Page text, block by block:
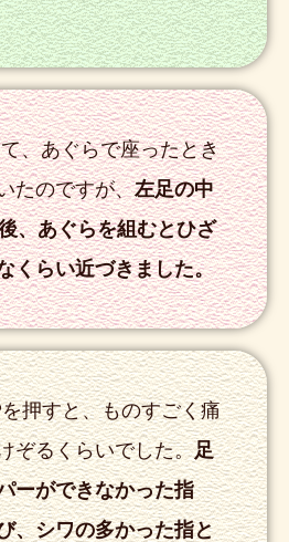
、あぐらで座ったとき
たのですが、左足の中
、あぐらを組むとひざ
くらい近づきました。
押すと、ものすごく痛
ぞるくらいでした。足
ーができなかった指
、シワの多かった指と